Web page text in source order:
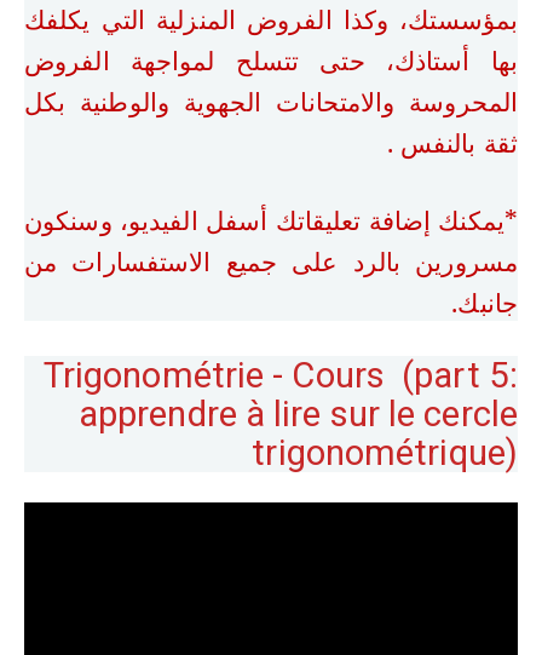
بمؤسستك، وكذا الفروض المنزلية التي يكلفك
بها أستاذك، حتى تتسلح لمواجهة الفروض
المحروسة والامتحانات الجهوية والوطنية بكل
ثقة بالنفس .
*يمكنك إضافة تعليقاتك أسفل الفيديو، وسنكون
مسرورين بالرد على جميع الاستفسارات من
جانبك.
Trigonométrie - Cours (part 5:
apprendre à lire sur le cercle
trigonométrique)